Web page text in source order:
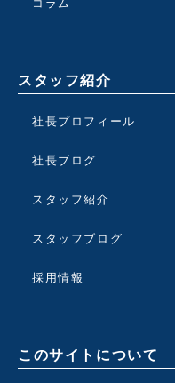
コラム
スタッフ紹介
社長プロフィール
社長ブログ
スタッフ紹介
スタッフブログ
採用情報
このサイトについて